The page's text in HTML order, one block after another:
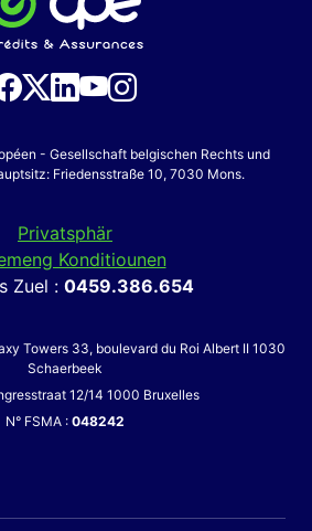
- Gesellschaft belgischen Rechts und
Friedensstraße 10, 7030 Mons.
Privatsphär
Konditiounen
Zuel : 0459.386.654
Towers 33, boulevard du Roi Albert II 1030
Schaerbeek
12/14 1000 Bruxelles
N° FSMA : 048242